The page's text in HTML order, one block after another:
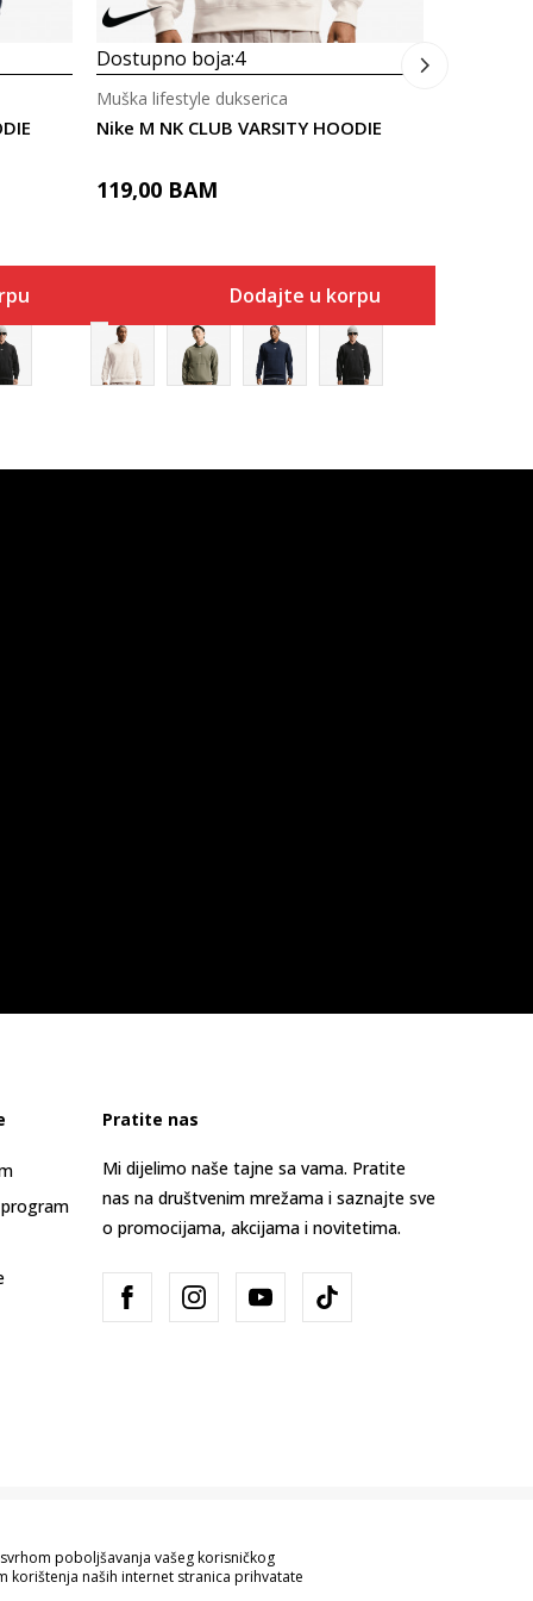
Dostupno boja:4
Nike M NK CLUB VARSITY HOODIE
Muška lifestyle dukserica
119,00 BAM
Dodajte u korpu
Pratite nas
Mi dijelimo naše tajne sa vama. Pratite
nas na društvenim mrežama i saznajte sve
o promocijama, akcijama i novitetima.
poboljšavanja vašeg korisničkog
korištenja naših internet stranica prihvatate